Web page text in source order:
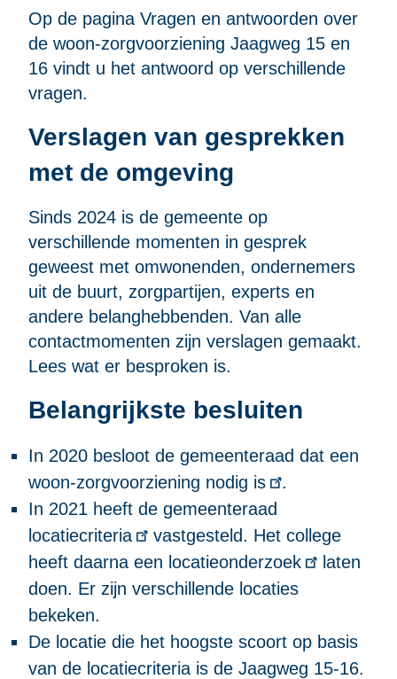
Op de pagina Vragen en antwoorden over
de woon-zorgvoorziening Jaagweg 15 en
16 vindt u het antwoord op verschillende
vragen.
Verslagen van gesprekken
met de omgeving
Sinds 2024 is de gemeente op
verschillende momenten in gesprek
geweest met omwonenden, ondernemers
uit de buurt, zorgpartijen, experts en
andere belanghebbenden. Van alle
contactmomenten zijn verslagen gemaakt.
Lees wat er besproken is.
Belangrijkste besluiten
In 2020 besloot de gemeenteraad dat een
woon-zorgvoorziening nodig is
.
In 2021 heeft de gemeenteraad
locatiecriteria
vastgesteld. Het college
heeft daarna een locatieonderzoek
laten
doen. Er zijn verschillende locaties
bekeken.
De locatie die het hoogste scoort op basis
van de locatiecriteria is de Jaagweg 15-16.